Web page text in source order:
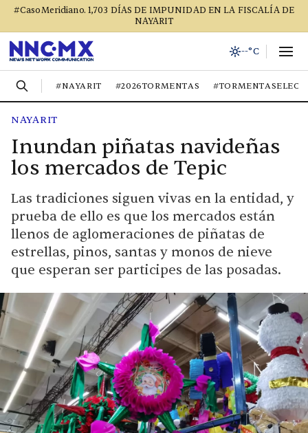
#CasoMeridiano. 1,703 DÍAS DE IMPUNIDAD EN LA FISCALÍA DE
NAYARIT
--°C
#NAYARIT #2026TORMENTAS
NAYARIT
Inundan piñatas navideñas
los mercados de Tepic
Las tradiciones siguen vivas en la entidad, y
prueba de ello es que los mercados están
llenos de aglomeraciones de piñatas de
estrellas, pinos, santas y monos de nieve
que esperan ser participes de las posadas.